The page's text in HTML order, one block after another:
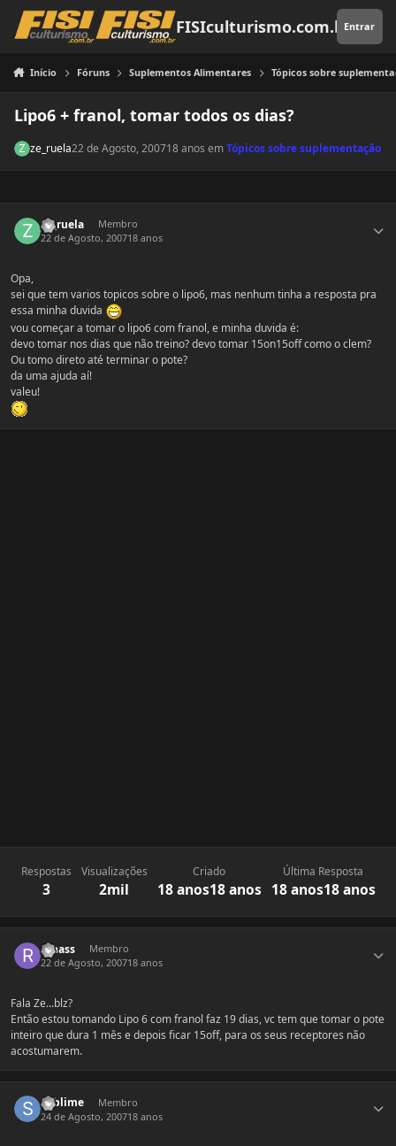
Pular para o conteúdo
FISIculturismo.com.brEntrar
Início Fóruns Suplementos Alimentares Tópicos sobre
Lipo6 + franol, tomar todos os dias?
ze_ruela22 de Agosto, 200718 anos emTópicos sobre suplementação
ze_ruela
Membro
22 de Agosto, 200718 anos
Opa,
sei que tem varios topicos sobre o lipo6, mas nenhum tinha a resposta pra
essa minha duvida
vou começar a tomar o lipo6 com franol, e minha duvida é:
devo tomar nos dias que não treino? devo tomar 15on15off como o clem?
Ou tomo direto até terminar o pote?
da uma ajuda aí!
valeu!
Respostas
3
Visualizações
2mil
Criado
18 anos18 anos
Última Resposta
18 anos18 anos
rahass
Membro
22 de Agosto, 200718 anos
Fala Ze...blz?
Então estou tomando Lipo 6 com franol faz 19 dias, vc tem que tomar o pote
inteiro que dura 1 mês e depois ficar 15off, para os seus receptores não
acostumarem.
sublime
Membro
24 de Agosto, 200718 anos